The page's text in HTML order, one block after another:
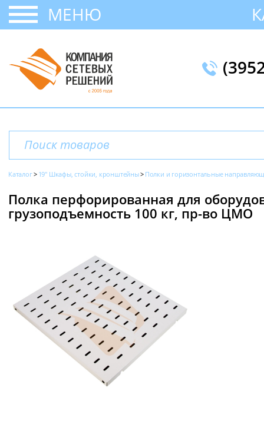
МЕНЮ
Каталог 19" Шкафы, стойки, кронштейны Полки и горизонтальные
Полка перфорированная для
грузоподъемность 100 кг, пр-во ЦМО